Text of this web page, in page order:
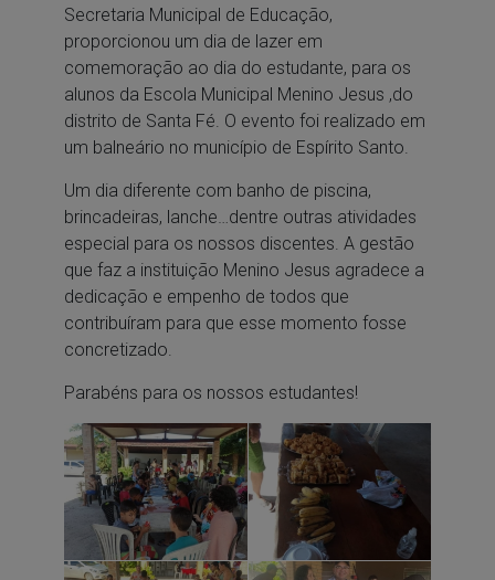
Secretaria Municipal de Educação,
proporcionou um dia de lazer em
comemoração ao dia do estudante, para os
alunos da Escola Municipal Menino Jesus ,do
distrito de Santa Fé. O evento foi realizado em
um balneário no município de Espírito Santo.
Um dia diferente com banho de piscina,
brincadeiras, lanche…dentre outras atividades
especial para os nossos discentes. A gestão
que faz a instituição Menino Jesus agradece a
dedicação e empenho de todos que
contribuíram para que esse momento fosse
concretizado.
Parabéns para os nossos estudantes!